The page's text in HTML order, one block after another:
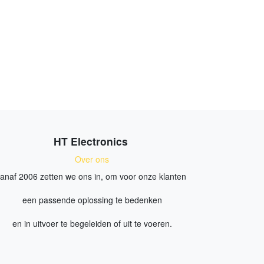
HT Electronics
Over ons
2006 zetten we ons in, om voor onze klanten
een passende oplossing te bedenken
en in uitvoer te begeleiden of uit te voeren.